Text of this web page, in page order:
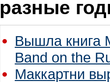
разные
Вышла книга
Band on the
Маккартни